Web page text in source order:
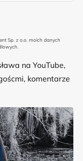
Sp. z o.o. moich danych
na YouTube,
komentarze